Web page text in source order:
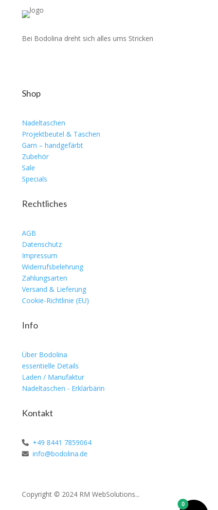
Bei Bodolina dreht sich alles ums Stricken
Shop
Nadeltaschen
Projektbeutel & Taschen
Garn – handgefärbt
Zubehör
Sale
Specials
Rechtliches
AGB
Datenschutz
Impressum
Widerrufsbelehrung
Zahlungsarten
Versand & Lieferung
Cookie-Richtlinie (EU)
Info
Über Bodolina
essentielle Details
Laden / Manufaktur
Nadeltaschen - Erklärbärin
Kontakt
+49 8441 7859064
info@bodolina.de
Copyright © 2024 RM WebSolutions...
0